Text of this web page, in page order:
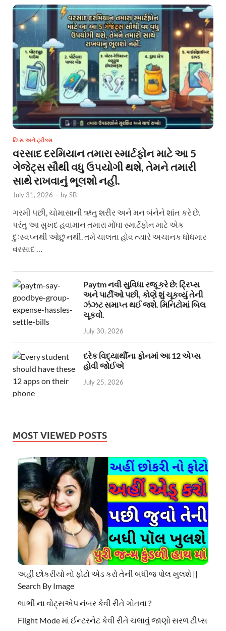
ટિપ્સ અને ટ્રીક્સ
વરસાદ દરમિયાન તમારા સ્માર્ટફોન માટે આ 5
ગેજેટ્સ સૌથી વધુ ઉપયોગી થશે, તેમને તમારી
સાથે રાખવાનું ભૂલશો નહીં.
July 31, 2026 - bySB
ગરમી પછી, ચોમાસાની ઋતુ શરીર અને મન બંનેને શાંત કરે છે.
પરંતુ આ સુખદ હવામાન તમારા મોંઘા સ્માર્ટફોન માટે એક
દુઃસ્વપ્નથી ઓછું નથી. તમે ચાલતા હોવ ત્યારે અચાનક ધોધમાર
વરસાદ …
Paytm નવી સુવિધા રજૂ કરે છે: ટ્રિપ્સ
અને પાર્ટીઓ પછી, કોણે શું ચૂકવ્યું તેની
ઝંઝટ સમાપ્ત થઈ જશે. મિનિટોમાં બિલ
ચૂકવો.
July 30, 2026
દરેક વિદ્યાર્થીના ફોનમાં આ 12 એપ્સ
હોવી જોઈએ
July 25, 2026
MOST VIEWED POSTS
અહી છોકરીયો નો ફોટો એડ કરો તેની બધીજ પોલ ખુલશે ||
Search By Image
ભાભી ના વોટ્સએપ નંબર કેવી રીતે ગોતવા ?
Flight Mode માં ઈન્ટરનેટ કેવી રીતે ચલાવું જાણો સરળ ટીપ્સ